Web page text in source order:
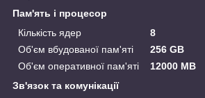
Пам'ять і процесор
Кількість ядер
8
Об'єм вбудованої пам'яті
256 GB
Об'єм оперативної пам'яті
12000 MB
Зв'язок та комунікації